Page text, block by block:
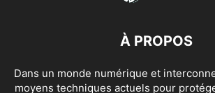
À PROPOS
Dans un monde numérique et
moyens techniques actuels pour